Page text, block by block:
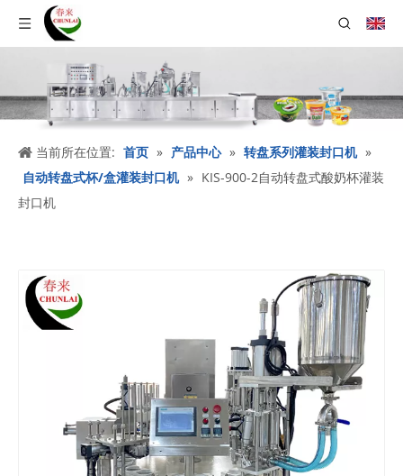
当前所在位置: 首页 » 产品中心 » 转盘系列灌装封口机 »
自动转盘式杯/盒灌装封口机 » KIS-900-2自动转盘式酸奶杯灌装
封口机